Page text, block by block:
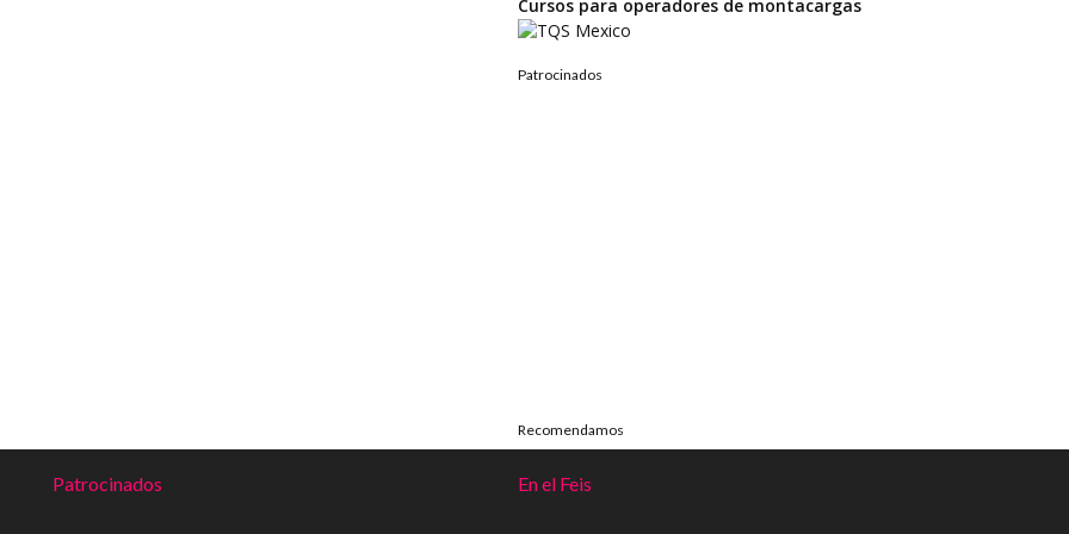
Cursos para operadores de montacargas
Patrocinados
Recomendamos
Patrocinados En el Feis